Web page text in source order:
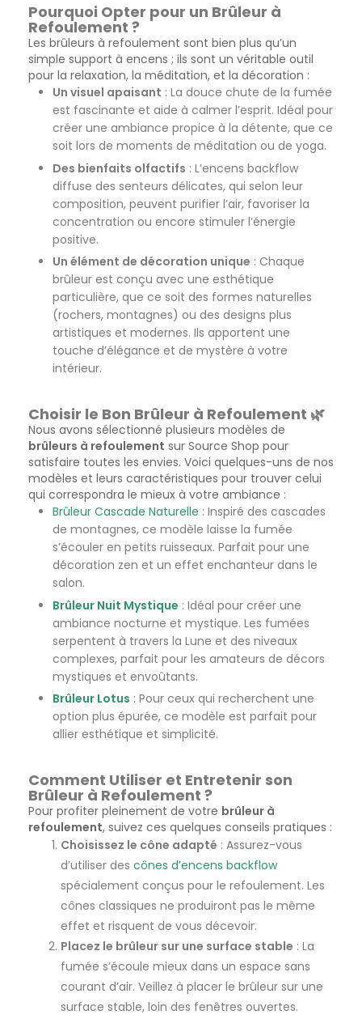
Pourquoi Opter pour un Brûleur à
Refoulement ?
Les brûleurs à refoulement sont bien plus qu’un
simple support à encens ; ils sont un véritable outil
pour la relaxation, la méditation, et la décoration :
Un visuel apaisant : La douce chute de la fumée
est fascinante et aide à calmer l’esprit. Idéal pour
créer une ambiance propice à la détente, que ce
soit lors de moments de méditation ou de yoga.
Des bienfaits olfactifs : L’encens backflow
diffuse des senteurs délicates, qui selon leur
composition, peuvent purifier l’air, favoriser la
concentration ou encore stimuler l’énergie
positive.
Un élément de décoration unique : Chaque
brûleur est conçu avec une esthétique
particulière, que ce soit des formes naturelles
(rochers, montagnes) ou des designs plus
artistiques et modernes. Ils apportent une
touche d’élégance et de mystère à votre
intérieur.
Choisir le Bon Brûleur à Refoulement 🌿
Nous avons sélectionné plusieurs modèles de
brûleurs à refoulement sur Source Shop pour
satisfaire toutes les envies. Voici quelques-uns de nos
modèles et leurs caractéristiques pour trouver celui
qui correspondra le mieux à votre ambiance :
Brûleur Cascade Naturelle : Inspiré des cascades
de montagnes, ce modèle laisse la fumée
s’écouler en petits ruisseaux. Parfait pour une
décoration zen et un effet enchanteur dans le
salon.
Brûleur Nuit Mystique : Idéal pour créer une
ambiance nocturne et mystique. Les fumées
serpentent à travers la Lune et des niveaux
complexes, parfait pour les amateurs de décors
mystiques et envoûtants.
Brûleur Lotus : Pour ceux qui recherchent une
option plus épurée, ce modèle est parfait pour
allier esthétique et simplicité.
Comment Utiliser et Entretenir son
Brûleur à Refoulement ?
Pour profiter pleinement de votre brûleur à
refoulement, suivez ces quelques conseils pratiques :
Choisissez le cône adapté : Assurez-vous
d’utiliser des cônes d’encens backflow
spécialement conçus pour le refoulement. Les
cônes classiques ne produiront pas le même
effet et risquent de vous décevoir.
Placez le brûleur sur une surface stable : La
fumée s’écoule mieux dans un espace sans
courant d’air. Veillez à placer le brûleur sur une
surface stable, loin des fenêtres ouvertes.